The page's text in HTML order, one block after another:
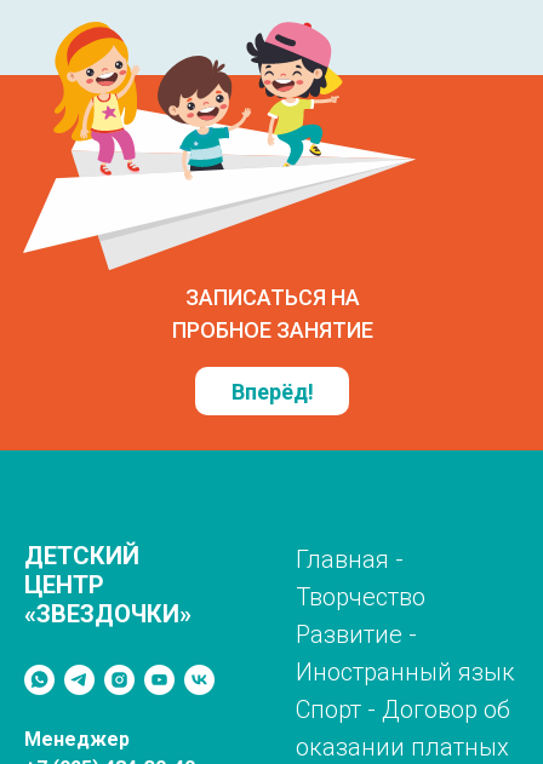
Вперёд!
ЗАПИСАТЬСЯ НА
ПРОБНОЕ ЗАНЯТИЕ
ДЕТСКИЙ
ЦЕНТР
«ЗВЕЗДОЧКИ»
Менеджер
Главная -
Творчество
Развитие -
Иностранный язык
Спорт - Договор об
оказании платных